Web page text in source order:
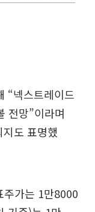
“넥스트레이드
전망”이라며
도 표명했
주가는 1만8000